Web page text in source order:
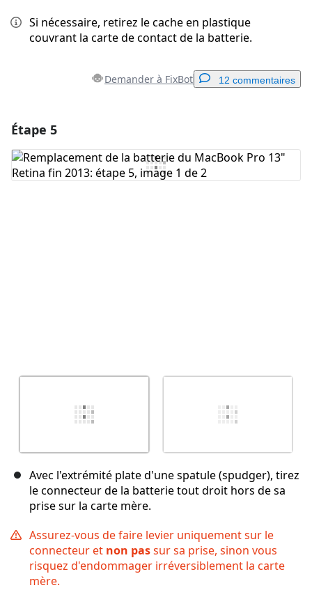
Si nécessaire, retirez le cache en plastique
couvrant la carte de contact de la batterie.
Demander à FixBot 12 commentaires
Ajouter un commentaire
Étape 5
Avec l'extrémité plate d'une spatule (spudger), tirez
le connecteur de la batterie tout droit hors de sa
prise sur la carte mère.
Assurez-vous de faire levier uniquement sur le
connecteur et non passur sa prise, sinon vous
risquez d'endommager irréversiblement la carte
mère.